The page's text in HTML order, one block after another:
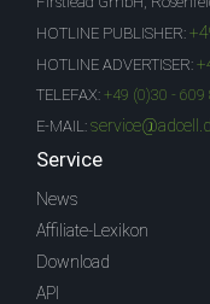
HOTLINE PUBLISHER:
HOTLINE ADVERTISER:
TELEFAX: +49 (0)30 - 609
E-MAIL:
Service
News
Affiliate-Lexikon
Download
API